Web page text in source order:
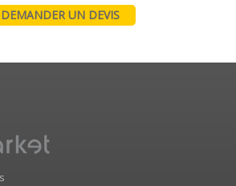
DEMANDER UN DEVIS